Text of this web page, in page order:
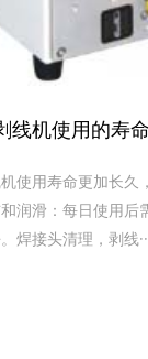
线机使用的寿
使用寿命更加长
润滑‌：每日使用后
焊接头清理，剥线